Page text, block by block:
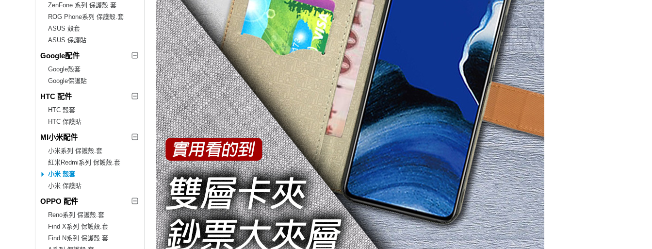
ZenFone 系列 保護殼.套
ROG Phone系列 保護殼.套
ASUS 殼套
ASUS 保護貼
Google配件
Google殼套
Google保護貼
HTC 配件
HTC 殼套
HTC 保護貼
MI小米配件
小米系列 保護殼.套
紅米Redmi系列 保護殼.套
小米 殼套
小米 保護貼
OPPO 配件
Reno系列 保護殼.套
Find X系列 保護殼.套
Find N系列 保護殼.套